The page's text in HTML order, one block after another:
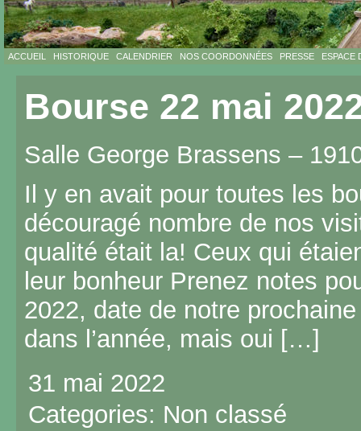
ACCUEIL HISTORIQUE CALENDRIER NOS COORDONNÉES PRESSE ESPACE
Bourse 22 mai
Salle George Brassens –
Il y en avait pour toutes les
découragé nombre de nos
qualité était la! Ceux qui
leur bonheur Prenez notes
2022, date de notre
dans l’année, mais oui […]
31 mai 2022
Categories: Non classé